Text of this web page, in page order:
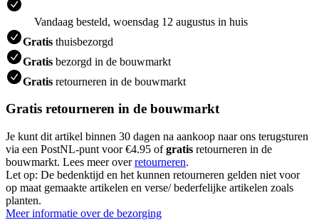
Vandaag besteld, woensdag 12 augustus in huis
Gratis thuisbezorgd
Gratis bezorgd in de bouwmarkt
Gratis retourneren in de bouwmarkt
Gratis retourneren in de bouwmarkt
Je kunt dit artikel binnen 30 dagen na aankoop naar ons terugsturen
via een PostNL-punt voor €4.95 ofgratis retourneren in de
bouwmarkt. Lees meer overretourneren.
Let op: De bedenktijd en het kunnen retourneren gelden niet voor
op maat gemaakte artikelen en verse/ bederfelijke artikelen zoals
planten.
Meer informatie over de bezorging